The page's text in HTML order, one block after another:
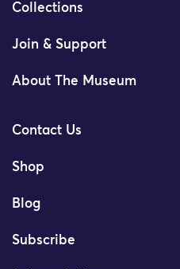
Collections
Join & Support
About The Museum
Contact Us
Shop
Blog
Subscribe